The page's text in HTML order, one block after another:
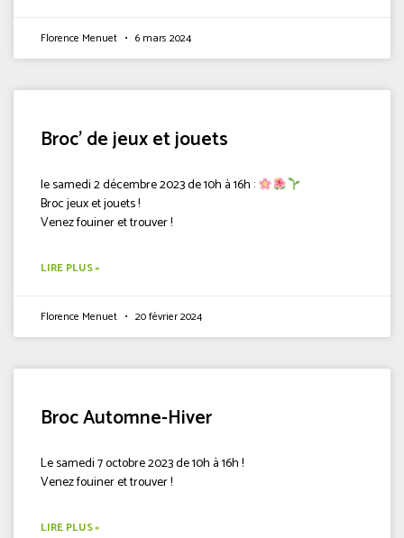
Florence Menuet 6 mars 2024
Broc’ de jeux et jouets
le samedi 2 décembre 2023 de 10h à 16h :
Broc jeux et jouets !
Venez fouiner et trouver !
LIRE PLUS »
Florence Menuet 20 février 2024
Broc Automne-Hiver
Le samedi 7 octobre 2023 de 10h à 16h !
Venez fouiner et trouver !
LIRE PLUS »